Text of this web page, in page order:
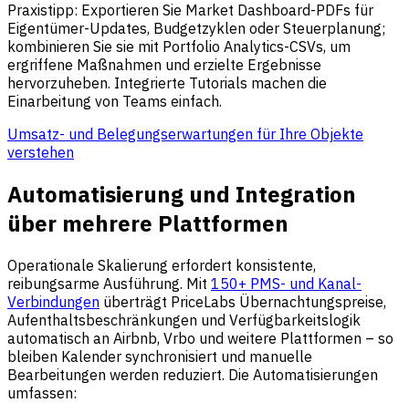
Praxistipp: Exportieren Sie Market Dashboard-PDFs für
Eigentümer-Updates, Budgetzyklen oder Steuerplanung;
kombinieren Sie sie mit Portfolio Analytics-CSVs, um
ergriffene Maßnahmen und erzielte Ergebnisse
hervorzuheben. Integrierte Tutorials machen die
Einarbeitung von Teams einfach.
Umsatz- und Belegungserwartungen für Ihre Objekte
verstehen
Automatisierung und Integration
über mehrere Plattformen
Operationale Skalierung erfordert konsistente,
reibungsarme Ausführung. Mit 150+ PMS- und Kanal-
Verbindungen überträgt PriceLabs Übernachtungspreise,
Aufenthaltsbeschränkungen und Verfügbarkeitslogik
automatisch an Airbnb, Vrbo und weitere Plattformen – so
bleiben Kalender synchronisiert und manuelle
Bearbeitungen werden reduziert. Die Automatisierungen
umfassen: